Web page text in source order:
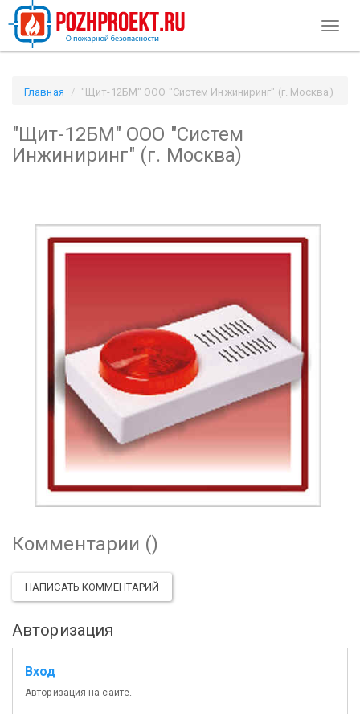
Главная
"Щит-12БМ" ООО "Систем Инжиниринг" (г. Москва)
"Щит-12БМ" ООО "Систем
Инжиниринг" (г. Москва)
Комментарии ()
НАПИСАТЬ КОММЕНТАРИЙ
Авторизация
Вход
Авторизация на сайте.